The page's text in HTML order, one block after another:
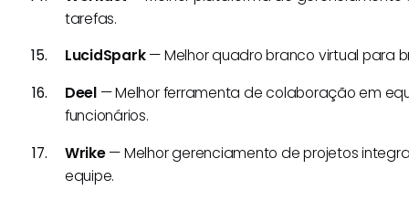
tarefas.
LucidSpark— Melhor quadro branco virtual para
Deel— Melhor ferramenta de colaboração em
funcionários.
Wrike— Melhor gerenciamento de projetos
equipe.